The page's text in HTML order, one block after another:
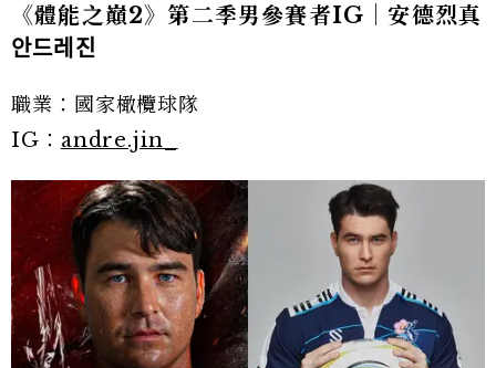
《體能之巔2》第二季男參賽者IG｜安德烈真
안드레진
職業：國家橄欖球隊
IG： andre.jin_